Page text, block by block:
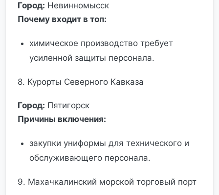
Город: Невинномысск
Почему входит в топ:
химическое производство требует
усиленной защиты персонала.
8. Курорты Северного Кавказа
Город: Пятигорск
Причины включения:
закупки униформы для технического и
обслуживающего персонала.
9. Махачкалинский морской торговый порт